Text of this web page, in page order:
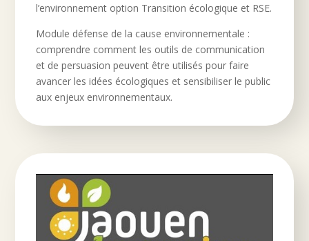
l’environnement option Transition écologique et RSE.
Module défense de la cause environnementale :
comprendre comment les outils de communication
et de persuasion peuvent être utilisés pour faire
avancer les idées écologiques et sensibiliser le public
aux enjeux environnementaux.